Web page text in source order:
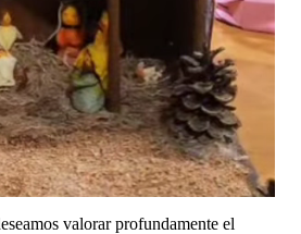
valorar profundamente el